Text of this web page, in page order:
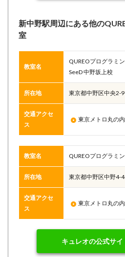
新中野駅周辺にある他の
室
教室名
QUREOプログラミ
SeeD 中野坂上校
所在地 東京都中野区中央2-
交通アクセ
ス
東京メトロ丸の
教室名 QUREOプログラミ
所在地 東京都中野区中野4-
交通アクセ
ス
東京メトロ丸の
キュレオの公式サイ